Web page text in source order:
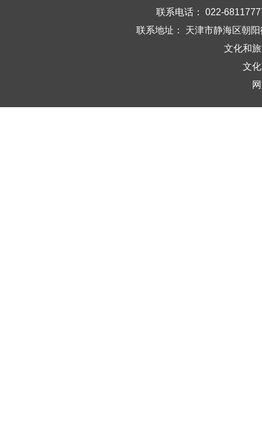
联系电话： 022-
联系地址： 天津市静海区朝
文化和
文